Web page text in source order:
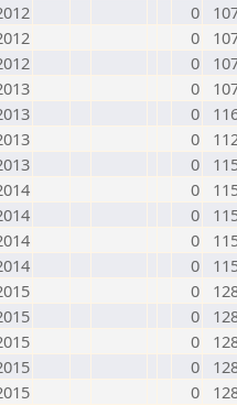
0
0
0
0
0
0
0
0
0
0
0
0
0
0
0
0